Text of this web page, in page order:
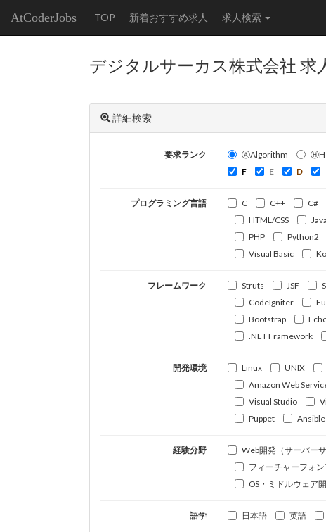
AtCoderJobs TOP 新着おすすめ求人 求人検索
デジタルサーカス株式会社 求
詳細検索
要求ランク ⒶAlgorithm
F
E D
プログラミング言語 C C++ C#
HTML/CSS
Java
PHP
Python2
Visual Basic
フレームワーク Struts JSF
CodeIgniter
Bootstrap
.NET Framework
開発環境 Linux UNIX
Amazon Web
Visual Studio
Puppet
Ansible
経験分野 Web開発（サーバーサ
フィーチャーフォ
OS・ミドルウェア
語学 日本語 英語